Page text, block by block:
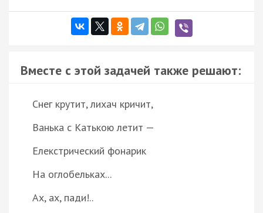
Вместе с этой задачей также решают:
Снег крутит, лихач кричит,
Ванька с Катькою летит —
Елекстрический фонарик
На оглобельках...
Ах, ах, пади!..